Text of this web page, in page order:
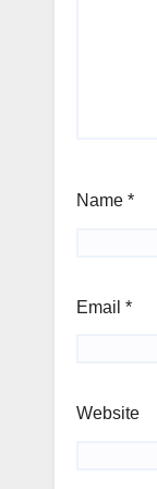
Name *
Email *
Website